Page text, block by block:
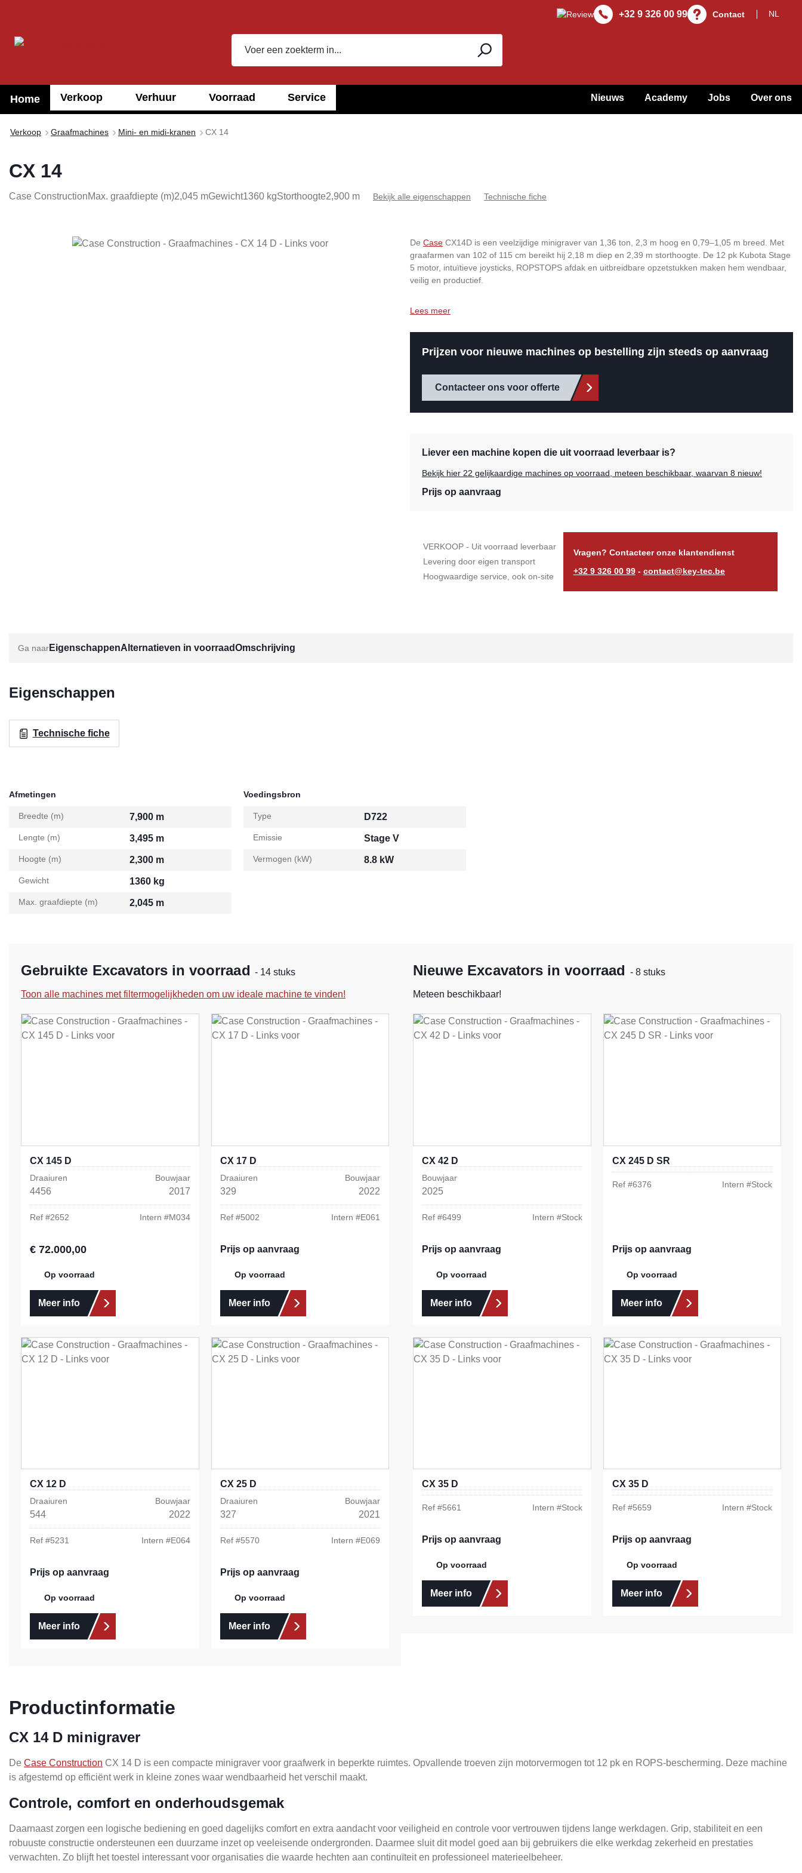
+32 9 326 00 99 Contact
Home Verkoop Verhuur Voorraad Service Nieuws Academy Jobs Over ons
Verkoop Graafmachines Mini- en midi-kranen CX 14
CX 14
Case ConstructionMax. graafdiepte (m)2,045 mGewicht1360 kgStorthoogte2,900 m Bekijk alle eigenschappen Technische fiche
Afbeeldingengalerij overslaan De Case CX14D is een veelzijdige minigraver van 1,36 ton, 2,3 m hoog en 0,79–1,05 m breed. Met
graafarmen van 102 of 115 cm bereikt hij 2,18 m diep en 2,39 m storthoogte. De 12 pk Kubota Stage
5 motor, intuïtieve joysticks, ROPSTOPS afdak en uitbreidbare opzetstukken maken hem wendbaar,
veilig en productief.
Lees meer
Prijzen voor nieuwe machines op bestelling zijn steeds op aanvraag
Contacteer ons voor offerte
Liever een machine kopen die uit voorraad leverbaar is?
Bekijk hier 22 gelijkaardige machines op voorraad, meteen beschikbaar, waarvan 8 nieuw!
Prijs op aanvraag
VERKOOP - Uit voorraad leverbaar
Levering door eigen transport
Hoogwaardige service, ook on-site
Vragen? Contacteer onze klantendienst
+32 9 326 00 99- contact@key-tec.be
EigenschappenAlternatieven in voorraadOmschrijving
Eigenschappen
Technische fiche
Afmetingen
Breedte (m) 7,900 m
Lengte (m) 3,495 m
Hoogte (m) 2,300 m
Gewicht 1360 kg
Max. graafdiepte (m) 2,045 m
Voedingsbron
Type D722
Emissie Stage V
Vermogen (kW) 8.8 kW
Gebruikte Excavators in voorraad - 14 stuks
Toon alle machines met filtermogelijkheden om uw ideale machine te vinden!
CX 145 D
Draaiuren
4456
Bouwjaar
2017
Ref #2652 Intern #M034
Normale prijs:
€ 72.000,00
Op voorraad
Meer info
CX 17 D
Draaiuren
329
Bouwjaar
2022
Ref #5002 Intern #E061
Prijs op aanvraag
Op voorraad
Meer info
CX 12 D
Draaiuren
544
Bouwjaar
2022
Ref #5231 Intern #E064
Prijs op aanvraag
Op voorraad
Meer info
CX 25 D
Draaiuren
327
Bouwjaar
2021
Ref #5570 Intern #E069
Prijs op aanvraag
Op voorraad
Meer info
Nieuwe Excavators in voorraad - 8 stuks
Meteen beschikbaar!
CX 42 D
Bouwjaar
2025
Ref #6499 Intern #Stock
Prijs op aanvraag
Op voorraad
Meer info
CX 245 D SR
Ref #6376 Intern #Stock
Prijs op aanvraag
Op voorraad
Meer info
CX 35 D
Ref #5661 Intern #Stock
Prijs op aanvraag
Op voorraad
Meer info
CX 35 D
Ref #5659 Intern #Stock
Prijs op aanvraag
Op voorraad
Meer info
Productinformatie
CX 14 D minigraver
De Case Construction CX 14 D is een compacte minigraver voor graafwerk in beperkte ruimtes. Opvallende troeven zijn motorvermogen tot 12 pk en ROPS-bescherming. Deze machine
is afgestemd op efficiënt werk in kleine zones waar wendbaarheid het verschil maakt.
Controle, comfort en onderhoudsgemak
Daarnaast zorgen een logische bediening en goed dagelijks comfort en extra aandacht voor veiligheid en controle voor vertrouwen tijdens lange werkdagen. Grip, stabiliteit en een
robuuste constructie ondersteunen een duurzame inzet op veeleisende ondergronden. Daarmee sluit dit model goed aan bij gebruikers die elke werkdag zekerheid en prestaties
verwachten. Zo blijft het toestel interessant voor organisaties die waarde hechten aan continuïteit en professioneel materieelbeheer.